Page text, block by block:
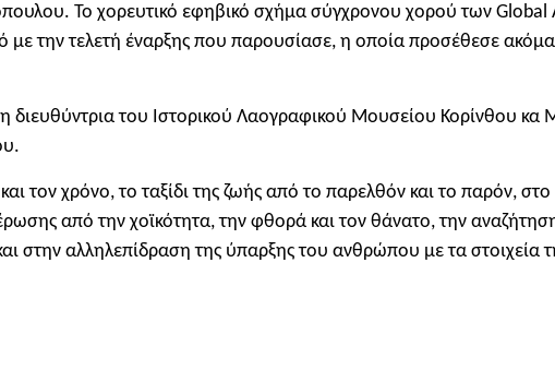
Το χορευτικό εφηβικό σχήμα σύγχρονου χορού των Global
την τελετή έναρξης που παρουσίασε, η οποία προσέθεσε ακόμα
του Ιστορικού Λαογραφικού Μουσείου Κορίνθου κα
τον χρόνο, το ταξίδι της ζωής από το παρελθόν και το παρόν,
από την χοϊκότητα, την φθορά και τον θάνατο, την
στην αλληλεπίδραση της ύπαρξης του ανθρώπου με τα στοιχεία